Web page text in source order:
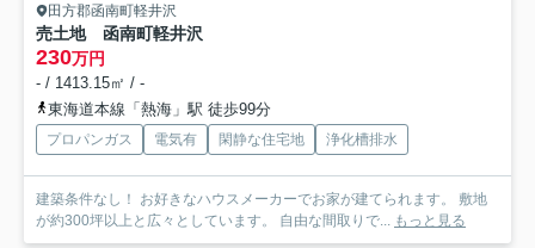
田方郡函南町軽井沢
売土地 函南町軽井沢
230万円
- / 1413.15㎡ / -
東海道本線「熱海」駅 徒歩99分
プロパンガス 電気有 閑静な住宅地 浄化槽排水
建築条件なし！ お好きなハウスメーカーでお家が建てられます。 敷地
が約300坪以上と広々としています。 自由な間取りで... もっと見る